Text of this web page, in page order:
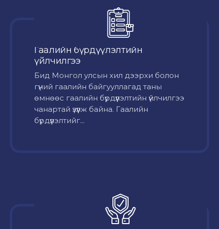
Гаалийн бүрдүүлэлтийн
үйлчилгээ
Бид Монгол улсын хил дээрхи болон
гүний гаалийн байгууллагад таны
өмнөөс гаалийн бүрдүүлэлтийн үйлчилгээ
чанартай үзүүлж байна. Гаалийн
бүрдүүлэлтийг...